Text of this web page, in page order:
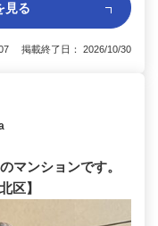
見る
掲載終了日： 2026/10/30
マンションです。
区】